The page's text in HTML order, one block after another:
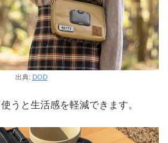
出典: DOD
うと生活感を軽減できます。